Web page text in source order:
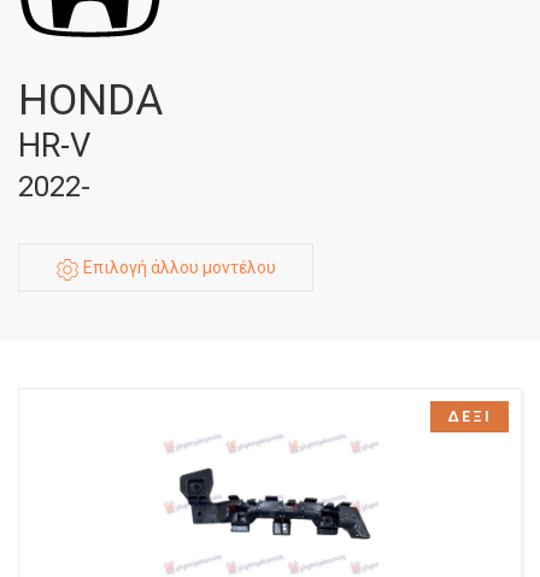
HONDA
HR-V
2022-
Επιλογή άλλου μοντέλου
ΔΕΞΙ